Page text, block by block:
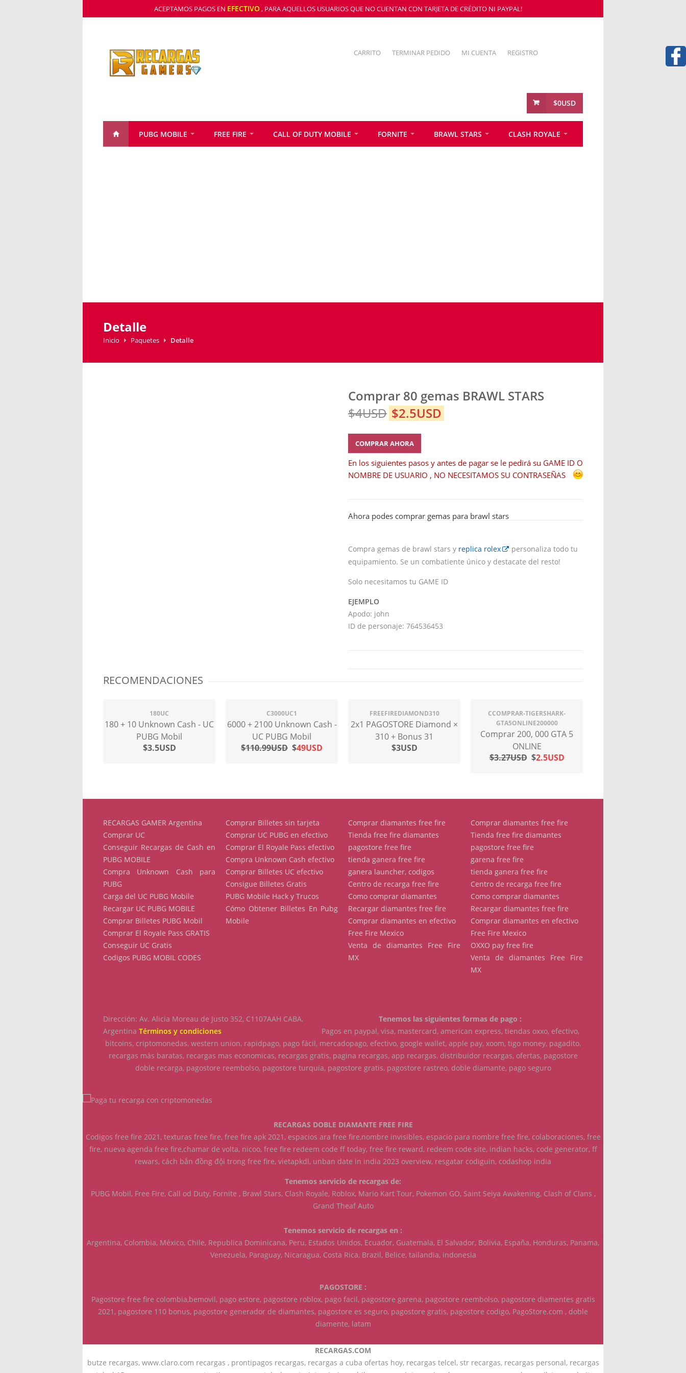
ACEPTAMOS PAGOS EN EFECTIVO, PARA AQUELLOS USUARIOS QUE NO CUENTAN CON TARJETA DE CRÉDITO NI PAYPAL!
CARRITO TERMINAR PEDIDO MI CUENTA REGISTRO
$0USD
PUBG MOBILE FREE FIRE CALL OF DUTY MOBILE FORNITE BRAWL STARS CLASH ROYALE
Detalle
Inicio Paquetes Detalle
Comprar 80 gemas BRAWL STARS
$4USD $2.5USD
COMPRAR AHORA
En los siguientes pasos y antes de pagar se le pedirá su GAME ID O
NOMBRE DE USUARIO , NO NECESITAMOS SU CONTRASEÑAS
Ahora podes comprar gemas para brawl stars
Compra gemas de brawl stars y replica rolex
personaliza todo tu
equipamiento. Se un combatiente único y destacate del resto!
Solo necesitamos tu GAME ID
EJEMPLO
Apodo: john
ID de personaje: 764536453
RECOMENDACIONES
180UC
180 + 10 Unknown Cash - UC
PUBG Mobil
$3.5USD
C3000UC1
6000 + 2100 Unknown Cash -
UC PUBG Mobil
$110.99USD $49USD
FREEFIREDIAMOND310
2x1 PAGOSTORE Diamond ×
310 + Bonus 31
$3USD
CCOMPRAR-TIGERSHARK-
GTA5ONLINE200000
Comprar 200, 000 GTA 5
ONLINE
$3.27USD$2.5USD
RECARGAS GAMER Argentina
Comprar UC
Conseguir Recargas de Cash en
PUBG MOBILE
Compra Unknown Cash para
PUBG
Carga del UC PUBG Mobile
Recargar UC PUBG MOBILE
Comprar Billetes PUBG Mobil
Comprar El Royale Pass GRATIS
Conseguir UC Gratis
Codigos PUBG MOBIL CODES
Comprar Billetes sin tarjeta
Comprar UC PUBG en efectivo
Comprar El Royale Pass efectivo
Compra Unknown Cash efectivo
Comprar Billetes UC efectivo
Consigue Billetes Gratis
PUBG Mobile Hack y Trucos
Cómo Obtener Billetes En Pubg
Mobile
Comprar diamantes free fire
Tienda free fire diamantes
pagostore free fire
tienda ganera free fire
ganera launcher, codigos
Centro de recarga free fire
Como comprar diamantes
Recargar diamantes free fire
Comprar diamantes en efectivo
Free Fire Mexico
Venta de diamantes Free Fire
MX
Comprar diamantes free fire
Tienda free fire diamantes
pagostore free fire
garena free fire
tienda ganera free fire
Centro de recarga free fire
Como comprar diamantes
Recargar diamantes free fire
Comprar diamantes en efectivo
Free Fire Mexico
OXXO pay free fire
Venta de diamantes Free Fire
MX
Dirección: Av. Alicia Moreau de Justo 352, C1107AAH CABA,
Argentina Términos y condiciones
Tenemos las siguientes formas de pago :
Pagos en paypal, visa, mastercard, american express, tiendas oxxo, efectivo,
bitcoins, criptomonedas, western union, rapidpago, pago fácil, mercadopago, efectivo, google wallet, apple pay, xoom, tigo money, pagadito,
recargas más baratas, recargas mas economicas, recargas gratis, pagina recargas, app recargas, distribuidor recargas, ofertas, pagostore
doble recarga, pagostore reembolso, pagostore turquia, pagostore gratis, pagostore rastreo, doble diamante, pago seguro
RECARGAS DOBLE DIAMANTE FREE FIRE
Codigos free fire 2021, texturas free fire, free fire apk 2021, espacios ara free fire,nombre invisibles, espacio para nombre free fire, colaboraciones, free
fire, nueva agenda free fire,chamar de volta, nicoo, free fire redeem code ff today, free fire reward, redeem code site, indian hacks, code generator, ff
rewars, cách bắn đồng đội trong free fire, vietapkdl, unban date in india 2023 overview, resgatar codiguin, codashop india
Tenemos servicio de recargas de:
PUBG Mobil, Free Fire, Call od Duty, Fornite , Brawl Stars, Clash Royale, Roblox, Mario Kart Tour, Pokemon GO, Saint Seiya Awakening, Clash of Clans ,
Grand Theaf Auto
Tenemos servicio de recargas en :
Argentina, Colombia, México, Chile, Republica Dominicana, Peru, Estados Unidos, Ecuador, Guatemala, El Salvador, Bolivia, España, Honduras, Panama,
Venezuela, Paraguay, Nicaragua, Costa Rica, Brazil, Belice, tailandia, indonesia
PAGOSTORE :
Pagostore free fire colombia,bemovil, pago estore, pagostore roblox, pago facil, pagostore garena, pagostore reembolso, pagostore diamentes gratis
2021, pagostore 110 bonus, pagostore generador de diamantes, pagostore es seguro, pagostore gratis, pagostore codigo, PagoStore.com , doble
diamente, latam
RECARGAS.COM
butze recargas, www.claro.com recargas , prontipagos recargas, recargas a cuba ofertas hoy, recargas telcel, str recargas, recargas personal, recargas